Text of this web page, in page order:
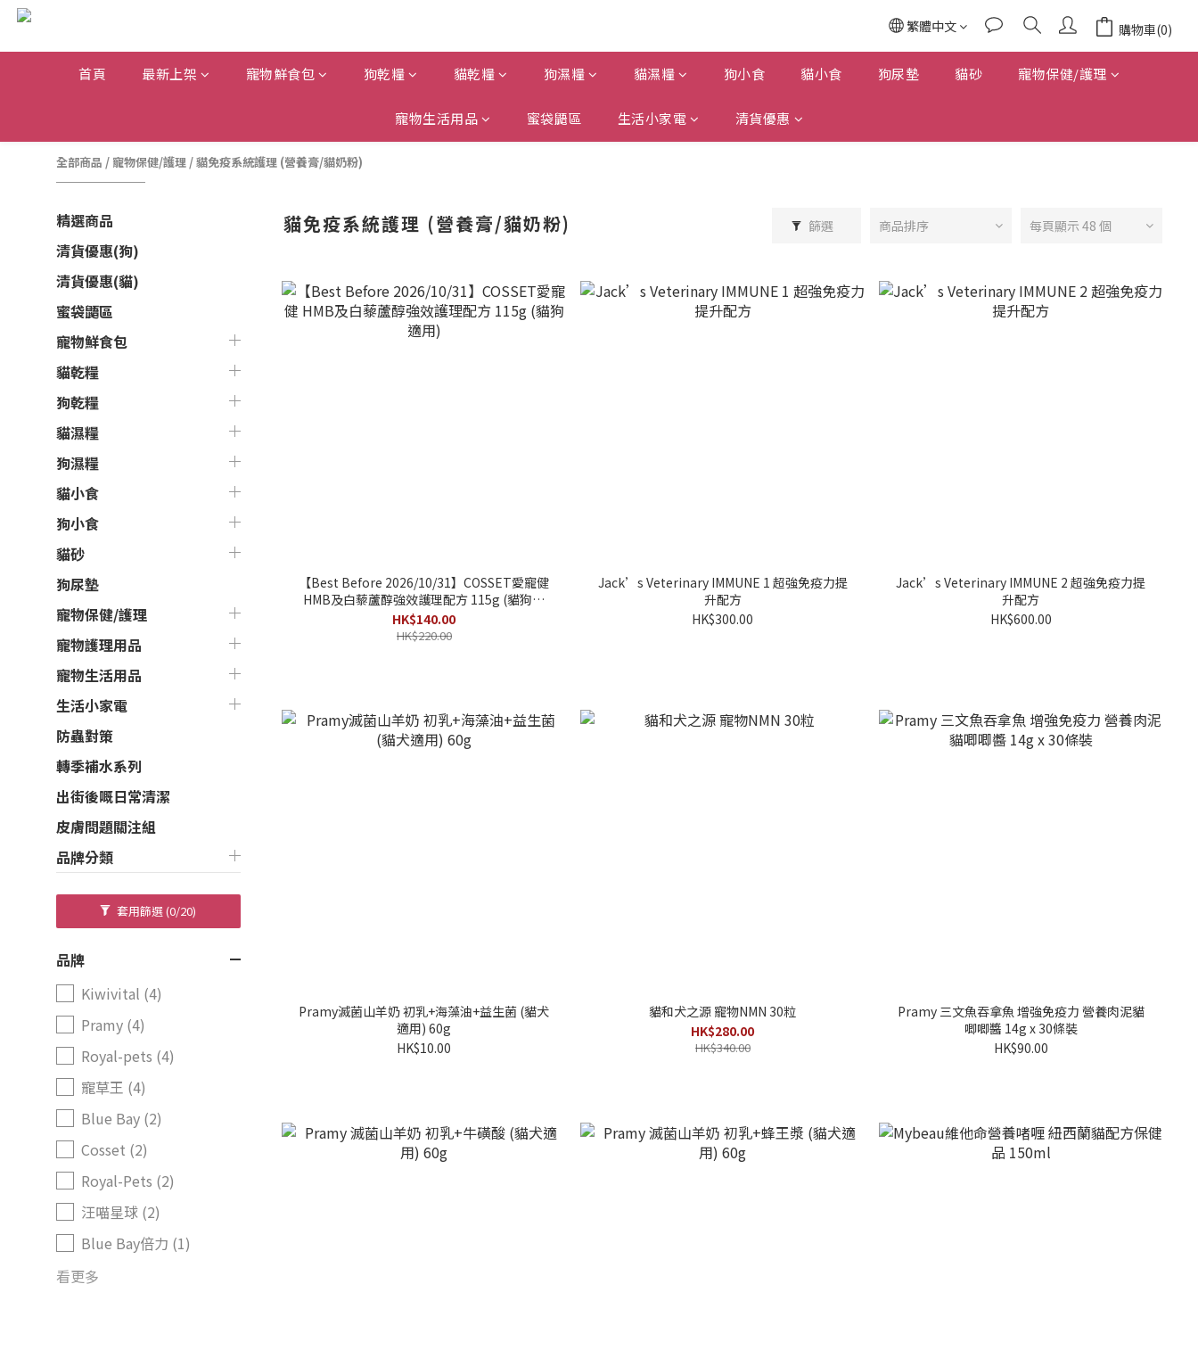
繁體中文 購物車(0)
首頁 最新上架 寵物鮮食包 狗乾糧 貓乾糧 狗濕糧 貓濕糧 狗小食 貓小食 狗尿墊 貓砂 寵物保健/護理
寵物生活用品 蜜袋鼯區 生活小家電 清貨優惠
全部商品 / 寵物保健/護理 /貓免疫系統護理 (營養膏/貓奶粉)
精選商品
清貨優惠(狗)
清貨優惠(貓)
蜜袋鼯區
寵物鮮食包
貓乾糧
狗乾糧
貓濕糧
狗濕糧
貓小食
狗小食
貓砂
狗尿墊
寵物保健/護理
寵物護理用品
寵物生活用品
生活小家電
防蟲對策
轉季補水系列
出街後嘅日常清潔
皮膚問題關注組
品牌分類
套用篩選(0/20)
品牌
Kiwivital (4)
Pramy (4)
Royal-pets (4)
寵草王 (4)
Blue Bay (2)
Cosset (2)
Royal-Pets (2)
汪喵星球 (2)
Blue Bay倍力 (1)
看更多
貓免疫系統護理 (營養膏/貓奶粉) 篩選 商品排序 每頁顯示 48 個
【Best Before 2026/10/31】COSSET愛寵健
HMB及白藜蘆醇強效護理配方 115g (貓狗適
用)
HK$140.00
HK$220.00
Jack’s Veterinary IMMUNE 1 超強免疫力提
升配方
HK$300.00
Jack’s Veterinary IMMUNE 2 超強免疫力提
升配方
HK$600.00
Pramy滅菌山羊奶 初乳+海藻油+益生菌 (貓犬
適用) 60g
HK$10.00
貓和犬之源 寵物NMN 30粒
HK$280.00
HK$340.00
Pramy 三文魚吞拿魚 增強免疫力 營養肉泥貓
唧唧醬 14g x 30條裝
HK$90.00